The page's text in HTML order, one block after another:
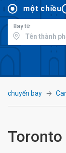
một chiều
Bay từ
chuyến bay
Toronto